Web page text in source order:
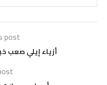
post
أزياء إيلي صعب